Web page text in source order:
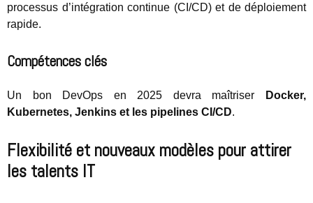
processus d’intégration continue (CI/CD) et de déploiement
rapide.
Compétences clés
Un bon DevOps en 2025 devra maîtriser
Docker,
Kubernetes, Jenkins et les pipelines CI/CD.
Flexibilité et nouveaux modèles pour attirer
les talents IT